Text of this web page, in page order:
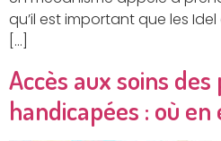
qu’il est important que les
[…]
Accès aux soins
handicapées : où